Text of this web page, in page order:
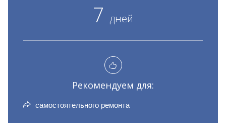
7 дней
Рекомендуем для:
самостоятельного ремонта